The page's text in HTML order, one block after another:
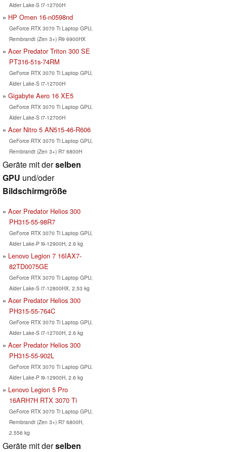
Alder Lake-S i7-12700H
HP Omen 16-n0598nd
GeForce RTX 3070 Ti Laptop GPU,
Rembrandt (Zen 3+) R9 6900HX
Acer Predator Triton 300 SE
PT316-51s-74RM
GeForce RTX 3070 Ti Laptop GPU,
Alder Lake-S i7-12700H
Gigabyte Aero 16 XE5
GeForce RTX 3070 Ti Laptop GPU,
Alder Lake-S i7-12700H
Acer Nitro 5 AN515-46-R606
GeForce RTX 3070 Ti Laptop GPU,
Rembrandt (Zen 3+) R7 6800H
Geräte mit derselben
GPU und/oder
Bildschirmgröße
Acer Predator Helios 300
PH315-55-98R7
GeForce RTX 3070 Ti Laptop GPU,
Alder Lake-P i9-12900H, 2.6 kg
Lenovo Legion 7 16IAX7-
82TD0075GE
GeForce RTX 3070 Ti Laptop GPU,
Alder Lake-S i7-12800HX, 2.53 kg
Acer Predator Helios 300
PH315-55-764C
GeForce RTX 3070 Ti Laptop GPU,
Alder Lake-S i7-12700H, 2.6 kg
Acer Predator Helios 300
PH315-55-902L
GeForce RTX 3070 Ti Laptop GPU,
Alder Lake-P i9-12900H, 2.6 kg
Lenovo Legion 5 Pro
16ARH7H RTX 3070 Ti
GeForce RTX 3070 Ti Laptop GPU,
Rembrandt (Zen 3+) R7 6800H,
2.556 kg
Geräte mit derselben